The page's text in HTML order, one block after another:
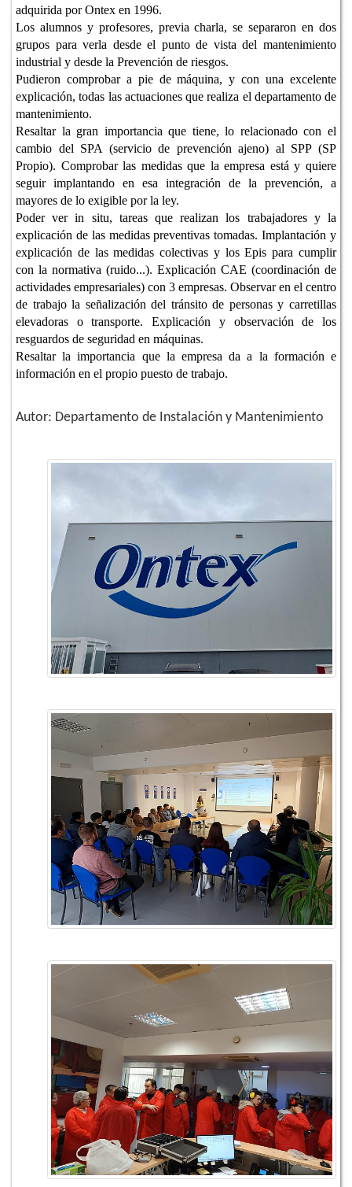
adquirida por Ontex en 1996.
Los alumnos y profesores, previa charla, se separaron en dos
grupos para verla desde el punto de vista del mantenimiento
industrial y desde la Prevención de riesgos.
Pudieron comprobar a pie de máquina, y con una excelente
explicación, todas las actuaciones que realiza el departamento de
mantenimiento.
Resaltar la gran importancia que tiene, lo relacionado con el
cambio del SPA (servicio de prevención ajeno) al SPP (SP
Propio). Comprobar las medidas que la empresa está y quiere
seguir implantando en esa integración de la prevención, a
mayores de lo exigible por la ley.
Poder ver in situ, tareas que realizan los trabajadores y la
explicación de las medidas preventivas tomadas. Implantación y
explicación de las medidas colectivas y los Epis para cumplir
con la normativa (ruido...). Explicación CAE (coordinación de
actividades empresariales) con 3 empresas. Observar en el centro
de trabajo la señalización del tránsito de personas y carretillas
elevadoras o transporte. Explicación y observación de los
resguardos de seguridad en máquinas.
Resaltar la importancia que la empresa da a la formación e
información en el propio puesto de trabajo.
Autor: Departamento de Instalación y Mantenimiento